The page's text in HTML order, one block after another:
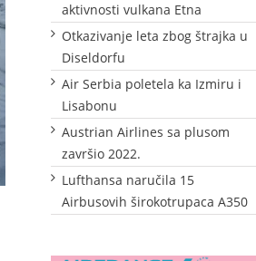
aktivnosti vulkana Etna
Otkazivanje leta zbog štrajka u
Diseldorfu
Air Serbia poletela ka Izmiru i
Lisabonu
Austrian Airlines sa plusom
završio 2022.
Lufthansa naručila 15
Airbusovih širokotrupaca A350